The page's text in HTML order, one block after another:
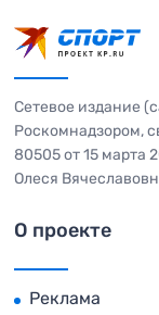
Сетевое издание
Роскомнадзором,
80505 от 15 марта
Олеся
О проекте
Реклама